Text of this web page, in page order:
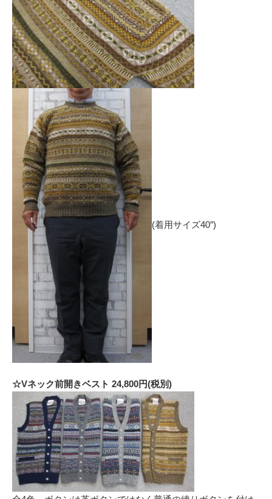
(着用サイズ40″)
☆Vネック前開きベスト 24,800円(税別)